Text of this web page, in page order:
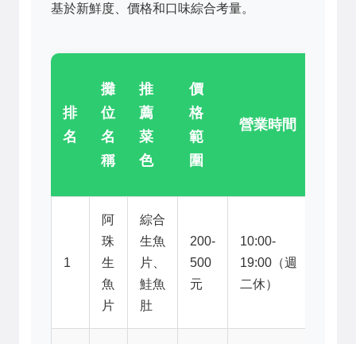
基於新鮮度、價格和口味綜合考量。
排
名
攤
位
名
稱
推
薦
菜
色
價
格
範
圍
營業時間
1
阿
珠
生
魚
片
綜合
生魚
片、
鮭魚
肚
200-
500
元
10:00-
19:00（週
二休）